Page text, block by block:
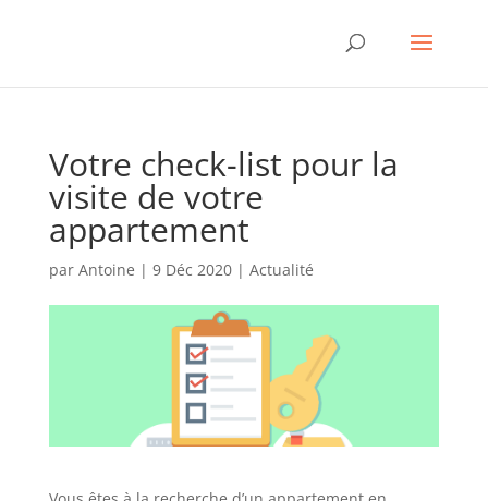
Votre check-list pour la
visite de votre
appartement
par Antoine | 9 Déc 2020| Actualité